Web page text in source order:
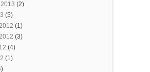
(2)
(5)
(1)
(3)
(4)
(1)